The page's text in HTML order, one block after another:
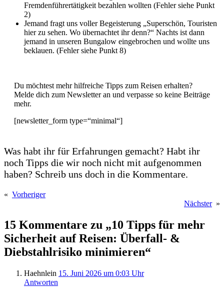
Fremdenführertätigkeit bezahlen wollten (Fehler siehe Punkt
2)
Jemand fragt uns voller Begeisterung „Superschön, Touristen
hier zu sehen. Wo übernachtet ihr denn?“ Nachts ist dann
jemand in unseren Bungalow eingebrochen und wollte uns
beklauen. (Fehler siehe Punkt 8)
Du möchtest mehr hilfreiche Tipps zum Reisen erhalten?
Melde dich zum Newsletter an und verpasse so keine Beiträge
mehr.
[newsletter_form type=“minimal“]
Was habt ihr für Erfahrungen gemacht? Habt ihr
noch Tipps die wir noch nicht mit aufgenommen
haben? Schreib uns doch in die Kommentare.
« Vorheriger
Nächster »
15 Kommentare zu „10 Tipps für mehr
Sicherheit auf Reisen: Überfall- &
Diebstahlrisiko minimieren“
Haehnlein 15. Juni 2026 um 0:03 Uhr
Antworten